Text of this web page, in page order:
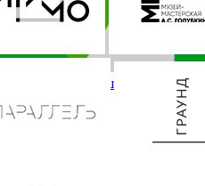
от Пражской школы дизайна